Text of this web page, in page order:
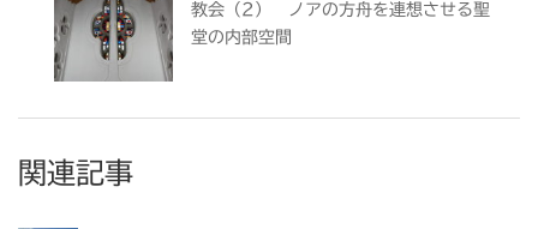
教会（2） ノアの方舟を連想させる聖
堂の内部空間
関連記事